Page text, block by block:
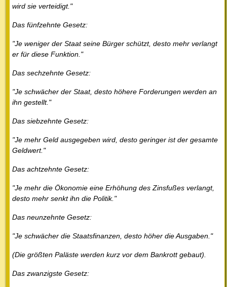
wird sie verteidigt."
Das fünfzehnte Gesetz:
"Je weniger der Staat seine Bürger schützt, desto mehr verlangt
er für diese Funktion."
Das sechzehnte Gesetz:
"Je schwächer der Staat, desto höhere Forderungen werden an
ihn gestellt."
Das siebzehnte Gesetz:
"Je mehr Geld ausgegeben wird, desto geringer ist der gesamte
Geldwert."
Das achtzehnte Gesetz:
"Je mehr die Ökonomie eine Erhöhung des Zinsfußes verlangt,
desto mehr senkt ihn die Politik."
Das neunzehnte Gesetz:
"Je schwächer die Staatsfinanzen, desto höher die Ausgaben."
(Die größten Paläste werden kurz vor dem Bankrott gebaut).
Das zwanzigste Gesetz: